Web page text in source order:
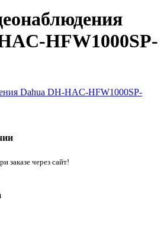
HFW1000SP-
заказе через сайт!